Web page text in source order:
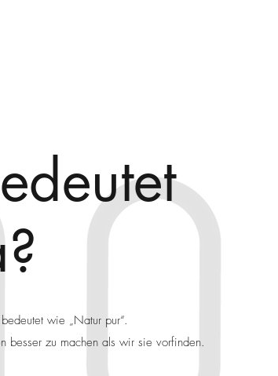
wie „Natur pur“.
besser zu machen als wir sie vorfinden.